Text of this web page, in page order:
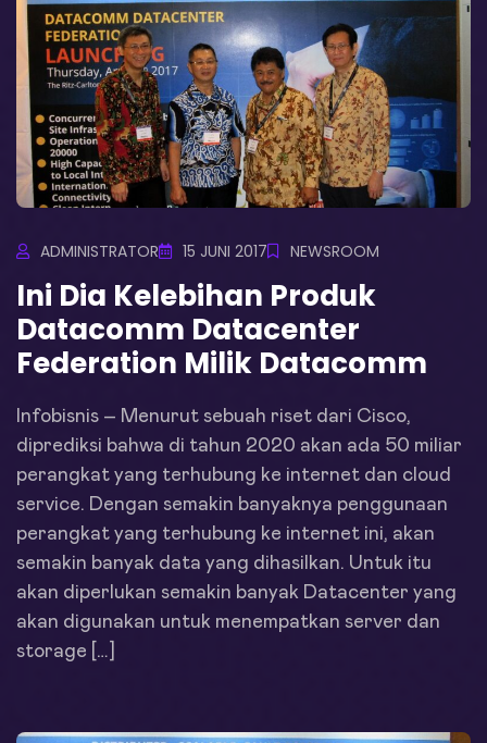
ADMINISTRATOR 15 JUNI 2017 NEWSROOM
Ini Dia Kelebihan Produk
Datacomm Datacenter
Federation Milik Datacomm
Infobisnis – Menurut sebuah riset dari Cisco,
diprediksi bahwa di tahun 2020 akan ada 50 miliar
perangkat yang terhubung ke internet dan cloud
service. Dengan semakin banyaknya penggunaan
perangkat yang terhubung ke internet ini, akan
semakin banyak data yang dihasilkan. Untuk itu
akan diperlukan semakin banyak Datacenter yang
akan digunakan untuk menempatkan server dan
storage […]